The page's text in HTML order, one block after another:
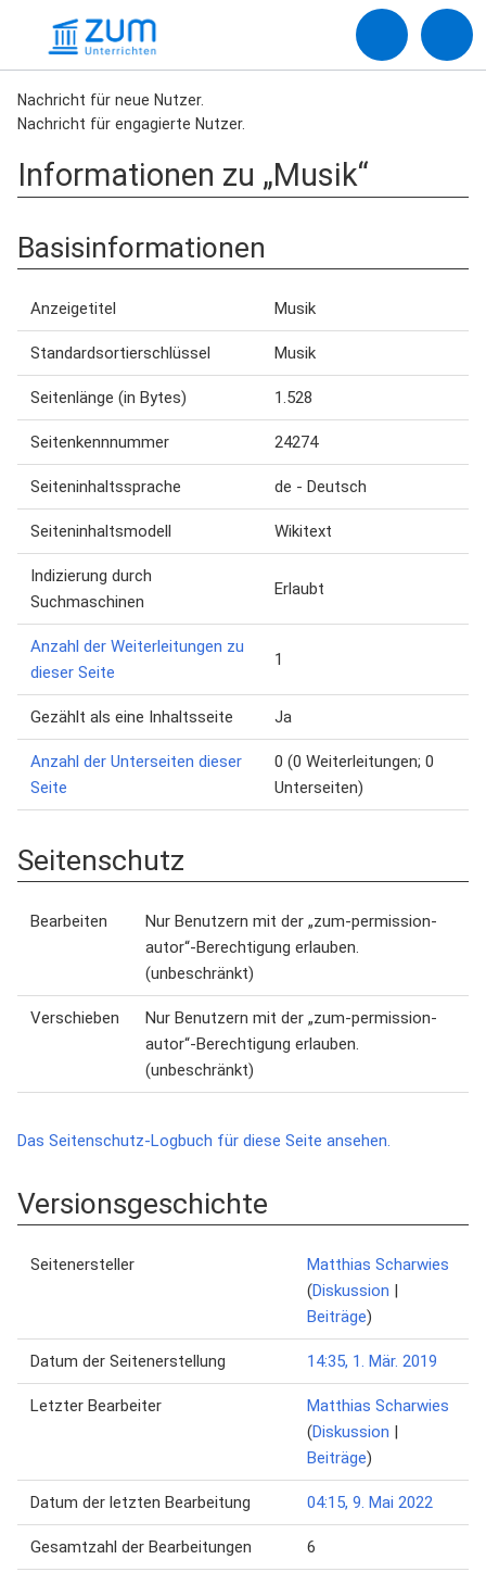
Nachricht für neue Nutzer.
Nachricht für engagierte Nutzer.
Informationen zu „Musik“
Basisinformationen
Anzeigetitel Musik
Standardsortierschlüssel Musik
Seitenlänge (in Bytes) 1.528
Seitenkennnummer 24274
Seiteninhaltssprache de - Deutsch
Seiteninhaltsmodell Wikitext
Indizierung durch
Suchmaschinen
Erlaubt
Anzahl der Weiterleitungen zu
dieser Seite
1
Gezählt als eine Inhaltsseite Ja
Anzahl der Unterseiten dieser
Seite
0 (0 Weiterleitungen; 0
Unterseiten)
Seitenschutz
Bearbeiten
Nur Benutzern mit der „zum-permission-
autor“-Berechtigung erlauben.
(unbeschränkt)
Verschieben
Nur Benutzern mit der „zum-permission-
autor“-Berechtigung erlauben.
(unbeschränkt)
Das Seitenschutz-Logbuch für diese Seite ansehen.
Versionsgeschichte
Seitenersteller
Matthias Scharwies
(Diskussion |
Beiträge)
Datum der Seitenerstellung 14:35, 1. Mär. 2019
Letzter Bearbeiter
Matthias Scharwies
(Diskussion |
Beiträge)
Datum der letzten Bearbeitung 04:15, 9. Mai 2022
Gesamtzahl der Bearbeitungen 6